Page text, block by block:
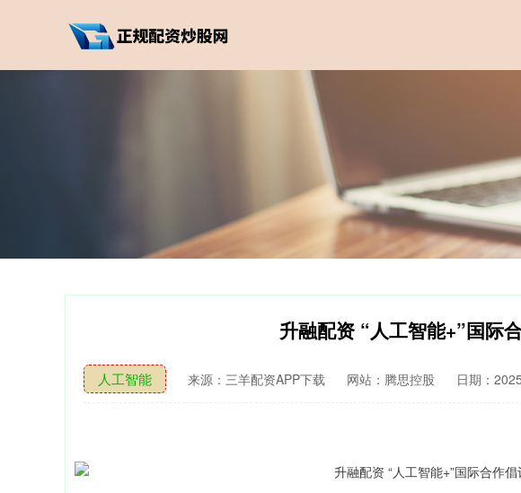
升融配资 “人工智能+”国际
人工智能 来源：三羊配资APP下载 网站：腾思控股 日期：